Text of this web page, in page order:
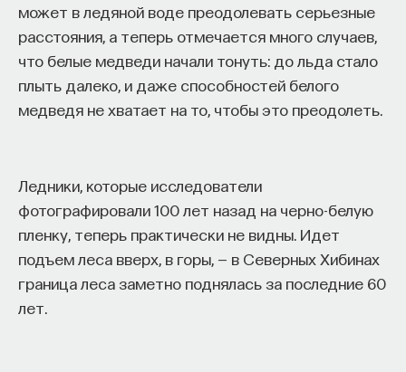
может в ледяной воде преодолевать серьезные
расстояния, а теперь отмечается много случаев,
что белые медведи начали тонуть: до льда стало
плыть далеко, и даже способностей белого
медведя не хватает на то, чтобы это преодолеть.
Ледники, которые исследователи
фотографировали 100 лет назад на черно-белую
пленку, теперь практически не видны. Идет
подъем леса вверх, в горы, — в Северных Хибинах
граница леса заметно поднялась за последние 60
лет.